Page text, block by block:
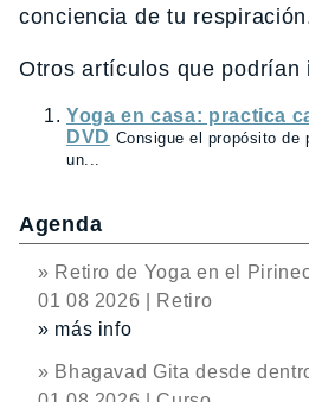
conciencia de tu
Otros artículos que podrían
Yoga en casa: practica
DVD Consigue el propósito de
un...
Agenda
» Retiro de Yoga en el
01 08 2026 | Retiro
» más info
» Bhagavad Gita desde